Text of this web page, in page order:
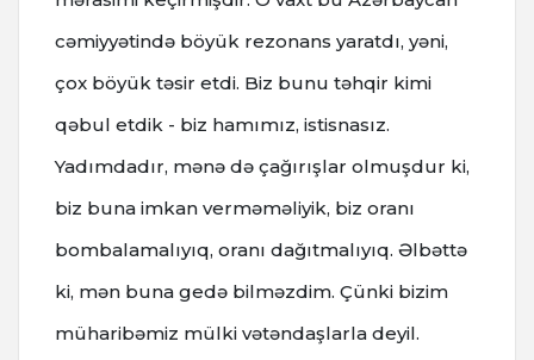
cəmiyyətində böyük rezonans yaratdı, yəni,
çox böyük təsir etdi. Biz bunu təhqir kimi
qəbul etdik - biz hamımız, istisnasız.
Yadımdadır, mənə də çağırışlar olmuşdur ki,
biz buna imkan verməməliyik, biz oranı
bombalamalıyıq, oranı dağıtmalıyıq. Əlbəttə
ki, mən buna gedə bilməzdim. Çünki bizim
müharibəmiz mülki vətəndaşlarla deyil.